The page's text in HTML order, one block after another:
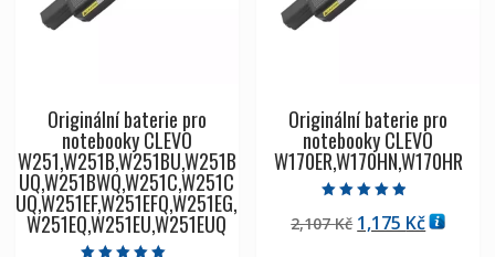
Originální baterie pro
notebooky CLEVO
W251,W251B,W251BU,W251B
UQ,W251BWQ,W251C,W251C
UQ,W251EF,W251EFQ,W251EG,
W251EQ,W251EU,W251EUQ
Originální baterie pro
notebooky CLEVO
W170ER,W170HN,W170HR
4.50
z 5
2,107Kč Původní
1,175 Kč